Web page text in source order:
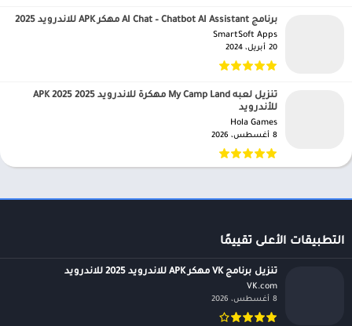
برنامج AI Chat – Chatbot AI Assistant مهكر APK للاندرويد 2025
SmartSoft Apps‏
20 أبريل، 2024
تنزيل لعبه My Camp Land مهكرة للاندرويد APK 2025 2025
للأندرويد
Hola Games‏
8 أغسطس، 2026
التطبيقات الأعلى تقييمًا
تنزيل برنامج VK مهكر APK للاندرويد 2025 للاندرويد
VK.com‏
8 أغسطس، 2026